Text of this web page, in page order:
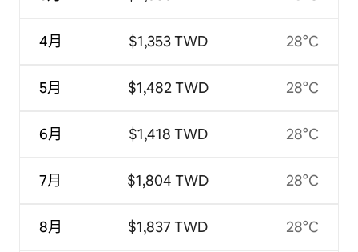
4月
5月
6月
7月
8月
$1,353 TWD
$1,482 TWD
$1,418 TWD
$1,804 TWD
$1,837 TWD
28°C
28°C
28°C
28°C
28°C